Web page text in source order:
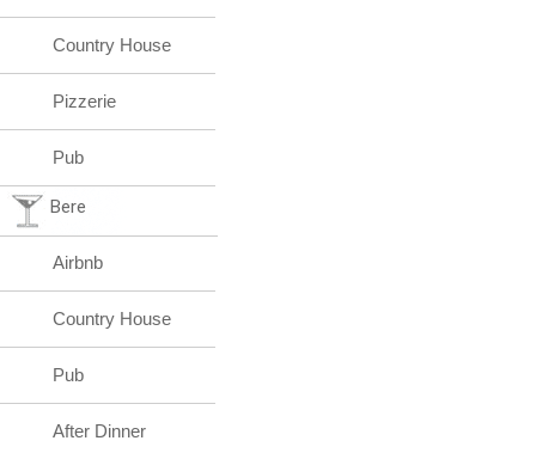
Country House
Pizzerie
Pub
Bere
Airbnb
Country House
Pub
After Dinner